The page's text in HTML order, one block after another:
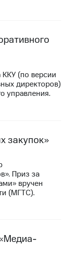
(по версии
директоров)
управления.
закупок»
Приз за
вручен
(МГТС).